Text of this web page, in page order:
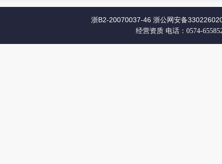
浙B2-20070037-46 浙公网安备
经营资质 电话：0574-